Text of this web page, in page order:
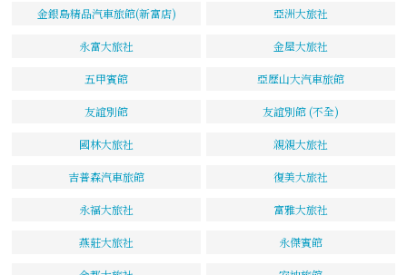
金銀島精品汽車旅館(新富店) 亞洲大旅社
永富大旅社 金屋大旅社
五甲賓館 亞歷山大汽車旅館
友誼別館 友誼別館 (不全)
國林大旅社 親親大旅社
吉普森汽車旅館 復美大旅社
永福大旅社 富雅大旅社
燕莊大旅社 永傑賓館